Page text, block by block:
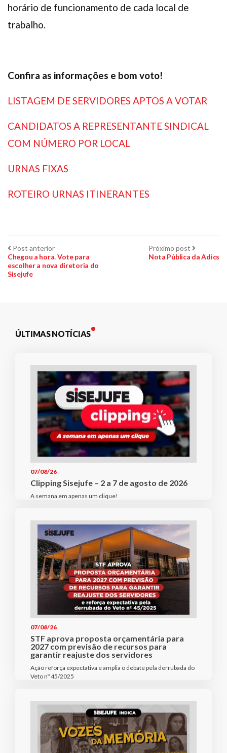
horário de funcionamento de cada local de
trabalho.
Confira as informações e bom voto!
LISTAGEM DE SERVIDORES APTOS A VOTAR
CANDIDATOS A REPRESENTANTE SINDICAL
COM NÚMERO POR LOCAL
URNAS FIXAS
ROTEIRO URNAS ITINERANTES
Navegação
de
Post anteriorPost
anterior:
Chegou a hora. Vote para
escolher a nova diretoria do
Sisejufe
Próximo post Próximo
post:
Nota Pública da Adics
ÚLTIMAS NOTÍCIAS
07/08/26
Clipping Sisejufe – 2 a 7 de agosto de 2026
A semana em apenas um clique!
07/08/26
STF aprova proposta orçamentária para
2027 com previsão de recursos para
garantir reajuste dos servidores
Ação reforça expectativa e amplia o debate pela derrubada do
Veto nº 45/2025